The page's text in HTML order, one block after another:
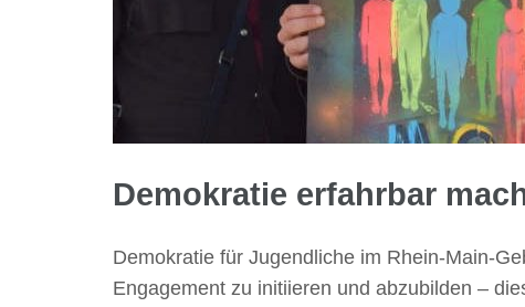
Demokratie erfahrbar
Demokratie für Jugendliche im Rhein-Main-
Engagement zu initiieren und abzubilden –